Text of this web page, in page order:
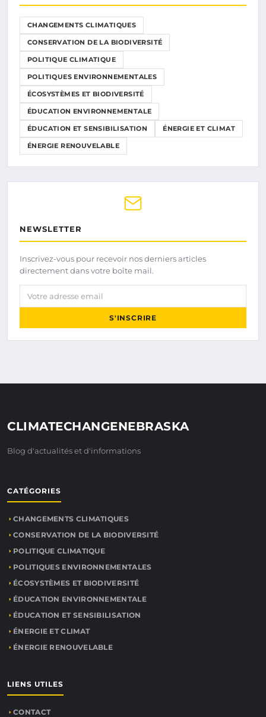
CHANGEMENTS CLIMATIQUES
CONSERVATION DE LA BIODIVERSITÉ
POLITIQUE CLIMATIQUE
POLITIQUES ENVIRONNEMENTALES
ÉCOSYSTÈMES ET BIODIVERSITÉ
ÉDUCATION ENVIRONNEMENTALE
ÉDUCATION ET SENSIBILISATION ÉNERGIE ET CLIMAT
ÉNERGIE RENOUVELABLE
NEWSLETTER
Inscrivez-vous pour recevoir nos derniers articles
directement dans votre boîte mail.
Votre adresse email
S'INSCRIRE
CLIMATECHANGENEBRASKA
Blog d'actualités et d'informations
CATÉGORIES
CHANGEMENTS CLIMATIQUES
CONSERVATION DE LA BIODIVERSITÉ
POLITIQUE CLIMATIQUE
POLITIQUES ENVIRONNEMENTALES
ÉCOSYSTÈMES ET BIODIVERSITÉ
ÉDUCATION ENVIRONNEMENTALE
ÉDUCATION ET SENSIBILISATION
ÉNERGIE ET CLIMAT
ÉNERGIE RENOUVELABLE
LIENS UTILES
CONTACT